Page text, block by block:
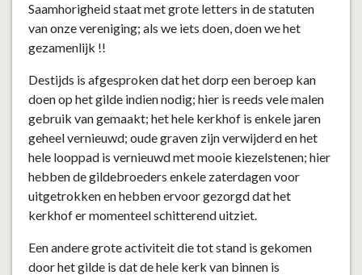
Saamhorigheid staat met grote letters in de statuten
van onze vereniging; als we iets doen, doen we het
gezamenlijk !!
Destijds is afgesproken dat het dorp een beroep kan
doen op het gilde indien nodig; hier is reeds vele malen
gebruik van gemaakt; het hele kerkhof is enkele jaren
geheel vernieuwd; oude graven zijn verwijderd en het
hele looppad is vernieuwd met mooie kiezelstenen; hier
hebben de gildebroeders enkele zaterdagen voor
uitgetrokken en hebben ervoor gezorgd dat het
kerkhof er momenteel schitterend uitziet.
Een andere grote activiteit die tot stand is gekomen
door het gilde is dat de hele kerk van binnen is